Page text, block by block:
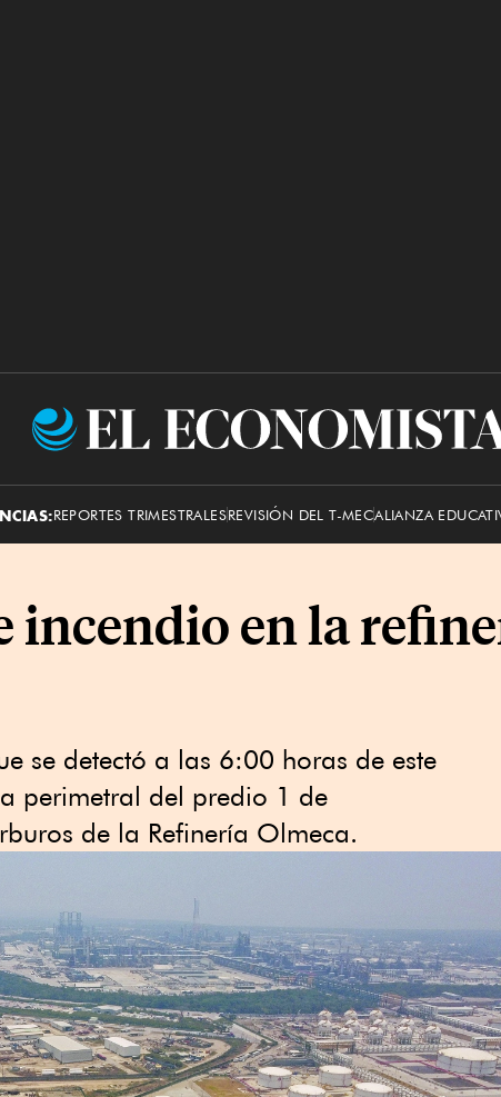
El
REPORTES TRIMESTRALESREVISIÓN DEL T-MECALIANZA
incendio en la
se detectó a las 6:00 horas de este
perimetral del predio 1 de
de la Refinería Olmeca.